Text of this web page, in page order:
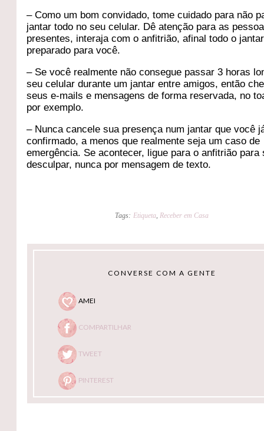
– Como um bom convidado, tome cuidado para não
jantar todo no seu celular. Dê atenção para as
presentes, interaja com o anfitrião, afinal todo o
preparado para você.
– Se você realmente não consegue passar 3 horas
seu celular durante um jantar entre amigos, então
seus e-mails e mensagens de forma reservada, no
por exemplo.
– Nunca cancele sua presença num jantar que você
confirmado, a menos que realmente seja um caso de
emergência. Se acontecer, ligue para o anfitrião para
desculpar, nunca por mensagem de texto.
Tags: Etiqueta,Receber em Casa
CONVERSE COM A GENTE
AMEI
COMPARTILHAR
TWEET
PINTEREST